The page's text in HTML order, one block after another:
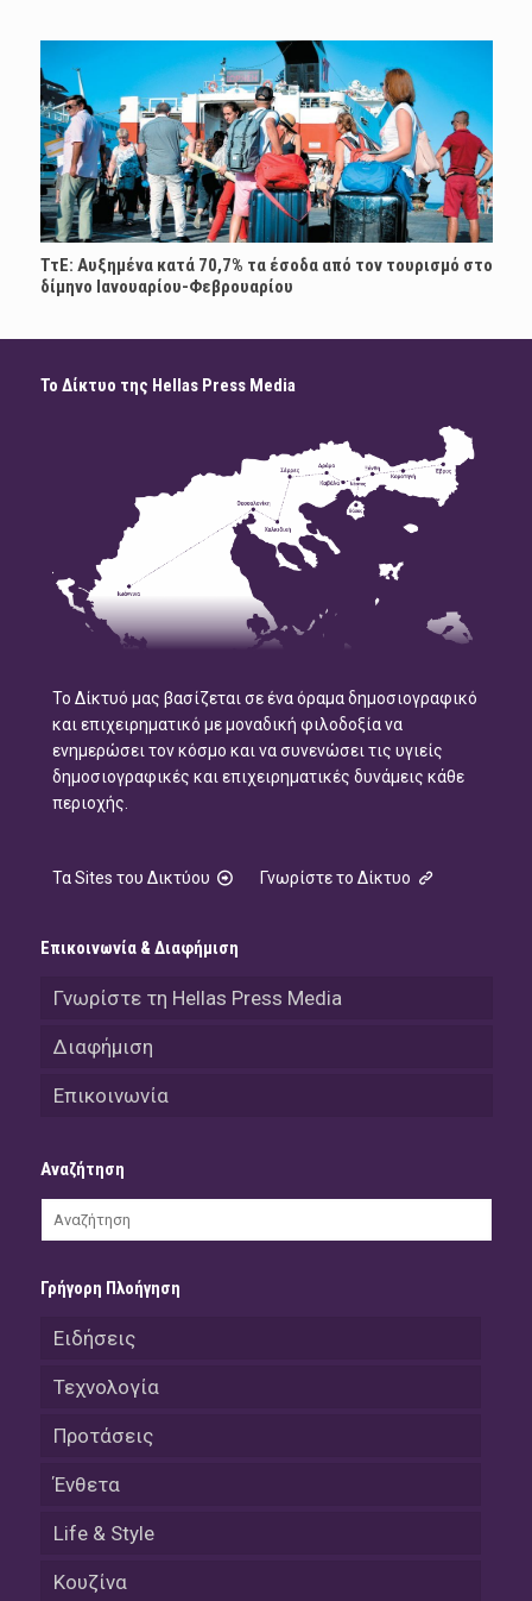
ΤτΕ: Αυξημένα κατά 70,7% τα έσοδα από τον τουρισμό στο
δίμηνο Ιανουαρίου-Φεβρουαρίου
Το Δίκτυο της Hellas Press Media
Το Δίκτυό μας βασίζεται σε ένα όραμα δημοσιογραφικό
και επιχειρηματικό με μοναδική φιλοδοξία να
ενημερώσει τον κόσμο και να συνενώσει τις υγιείς
δημοσιογραφικές και επιχειρηματικές δυνάμεις κάθε
περιοχής.
Τα Sites του Δικτύου Γνωρίστε το Δίκτυο
Επικοινωνία & Διαφήμιση
Γνωρίστε τη Hellas Press Media
Διαφήμιση
Επικοινωνία
Αναζήτηση
Γρήγορη Πλοήγηση
Ειδήσεις
Τεχνολογία
Προτάσεις
Ένθετα
Life & Style
Κουζίνα